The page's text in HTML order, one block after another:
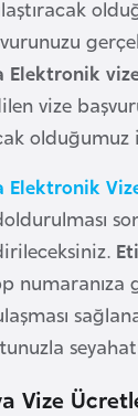
Elektronik
vize
olduğumuz
Elektronik
Vize